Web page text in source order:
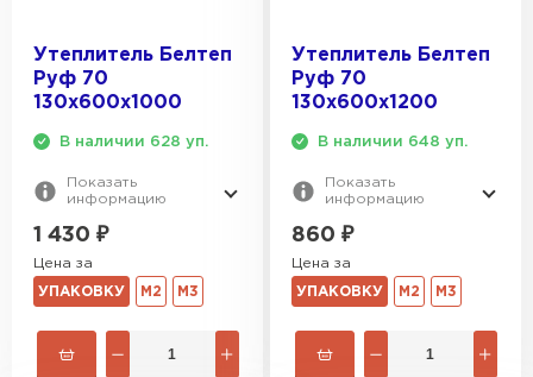
Утеплитель Белтеп
Руф 70
130х600х1000
В наличии 628 уп.
Показать
информацию
1 430 ₽
Цена за
УПАКОВКУ М2 М3
Утеплитель Белтеп
Руф 70
130х600х1200
В наличии 648 уп.
Показать
информацию
860 ₽
Цена за
УПАКОВКУ М2 М3